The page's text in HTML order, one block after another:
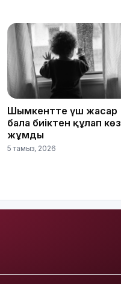
Шымкентте үш жасар
бала биіктен құлап көз
жұмды
5 тамыз, 2026